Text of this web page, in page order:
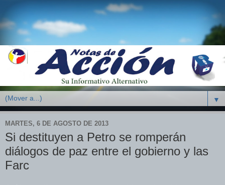
▼
MARTES, 6 DE AGOSTO DE 2013
Si destituyen a Petro se romperán
diálogos de paz entre el gobierno y las
Farc